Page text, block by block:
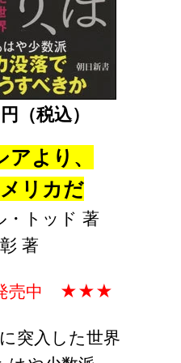
（税込）
より、
リカだ
・トッド 著
著
売中 ★★★
突入した世界